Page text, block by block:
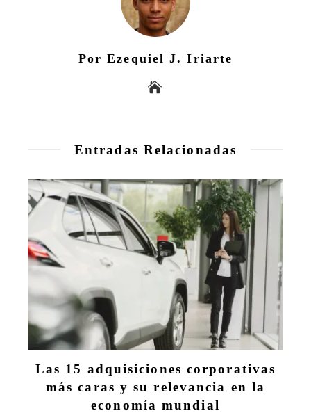
Por Ezequiel J. Iriarte
Entradas Relacionadas
Las 15 adquisiciones corporativas
más caras y su relevancia en la
economía mundial